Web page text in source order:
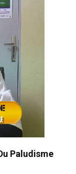
Paludisme